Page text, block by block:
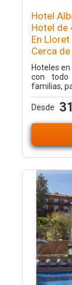
Hotel
Hotel de
En
Cerca
Hoteles
con todo
familias,
Desde